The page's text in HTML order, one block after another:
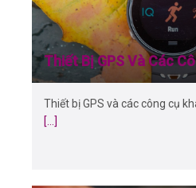
Thiết Bị GPS Và Các
Thiết bị GPS và các công cụ
[...]